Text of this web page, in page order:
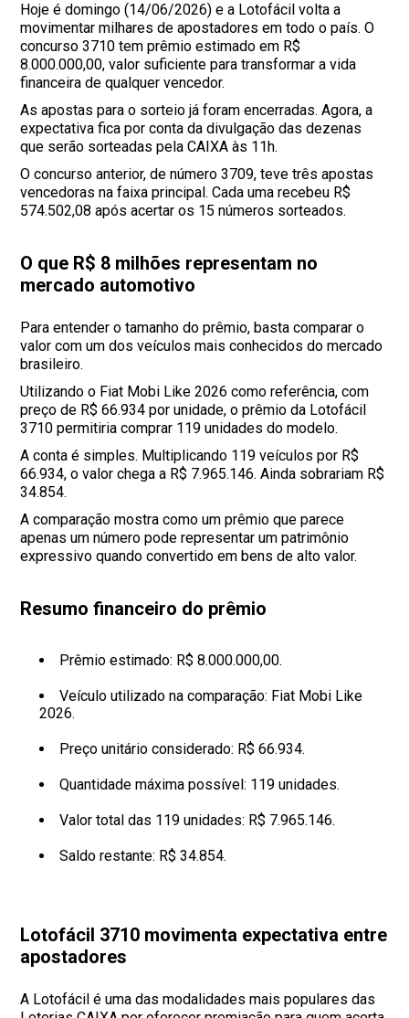
Hoje é domingo (14/06/2026) e a Lotofácil volta a
movimentar milhares de apostadores em todo o país. O
concurso 3710 tem prêmio estimado em R$
8.000.000,00, valor suficiente para transformar a vida
financeira de qualquer vencedor.
As apostas para o sorteio já foram encerradas. Agora, a
expectativa fica por conta da divulgação das dezenas
que serão sorteadas pela CAIXA às 11h.
O concurso anterior, de número 3709, teve três apostas
vencedoras na faixa principal. Cada uma recebeu R$
574.502,08 após acertar os 15 números sorteados.
O que R$ 8 milhões representam no
mercado automotivo
Para entender o tamanho do prêmio, basta comparar o
valor com um dos veículos mais conhecidos do mercado
brasileiro.
Utilizando o Fiat Mobi Like 2026 como referência, com
preço de R$ 66.934 por unidade, o prêmio da Lotofácil
3710 permitiria comprar 119 unidades do modelo.
A conta é simples. Multiplicando 119 veículos por R$
66.934, o valor chega a R$ 7.965.146. Ainda sobrariam R$
34.854.
A comparação mostra como um prêmio que parece
apenas um número pode representar um patrimônio
expressivo quando convertido em bens de alto valor.
Resumo financeiro do prêmio
Prêmio estimado: R$ 8.000.000,00.
Veículo utilizado na comparação: Fiat Mobi Like
2026.
Preço unitário considerado: R$ 66.934.
Quantidade máxima possível: 119 unidades.
Valor total das 119 unidades: R$ 7.965.146.
Saldo restante: R$ 34.854.
Lotofácil 3710 movimenta expectativa entre
apostadores
A Lotofácil é uma das modalidades mais populares das